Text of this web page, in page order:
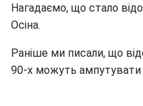
Нагадаємо, що стало
Осіна.
Раніше ми писали, що
90-х можуть ампутувати